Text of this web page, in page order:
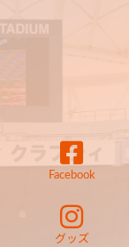
Facebook
グッズ